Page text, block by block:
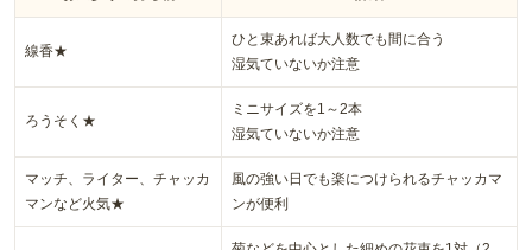
線香★
ひと束あれば大人数でも間に合う
湿気ていないか注意
ろうそく★
ミニサイズを1～2本
湿気ていないか注意
マッチ、ライター、チャッカ
マンなど火気★
風の強い日でも楽につけられるチャッカマ
ンが便利